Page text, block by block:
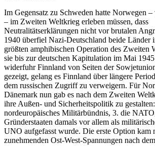
Im Gegensatz zu Schweden hatte Norwegen
– im Zweiten Weltkrieg erleben müssen, dass
Neutralitätserklärungen nicht vor brutalen
1940 überfiel Nazi-Deutschland beide Länder
größten amphibischen Operation des Zweiten
sie bis zur deutschen Kapitulation im Mai
widerfuhr Finnland von Seiten der
gezeigt, gelang es Finnland über längere
dem russischen Zugriff zu verweigern. Für
Dänemark nun gab es nach dem Zweiten
ihre Außen- und Sicherheitspolitik zu
nordeuropäisches Militärbündnis, 3. die
Gründerstaaten damals vor allem als
UNO aufgefasst wurde. Die erste Option kam
zunehmenden Ost-West-Spannungen nach